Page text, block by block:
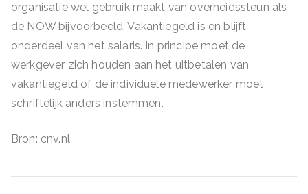
organisatie wel gebruik maakt van overheidssteun als
de NOW bijvoorbeeld. Vakantiegeld is en blijft
onderdeel van het salaris. In principe moet de
werkgever zich houden aan het uitbetalen van
vakantiegeld of de individuele medewerker moet
schriftelijk anders instemmen.
Bron: cnv.nl